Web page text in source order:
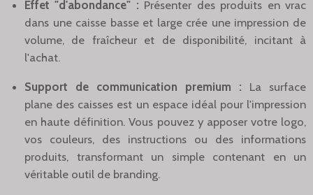
Effet "d'abondance" : Présenter des produits en vrac
dans une caisse basse et large crée une impression de
volume, de fraîcheur et de disponibilité, incitant à
l'achat.
Support de communication premium : La surface
plane des caisses est un espace idéal pour l'impression
en haute définition. Vous pouvez y apposer votre logo,
vos couleurs, des instructions ou des informations
produits, transformant un simple contenant en un
véritable outil de branding.